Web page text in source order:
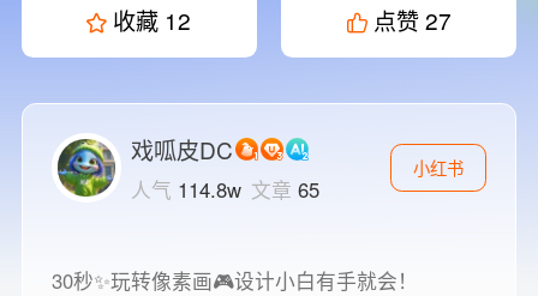
收藏 12 点赞 27
30秒✨玩转像素画🎮设计小白有手就会！
戏呱皮DC
人气 114.8w 文章 65
小红书